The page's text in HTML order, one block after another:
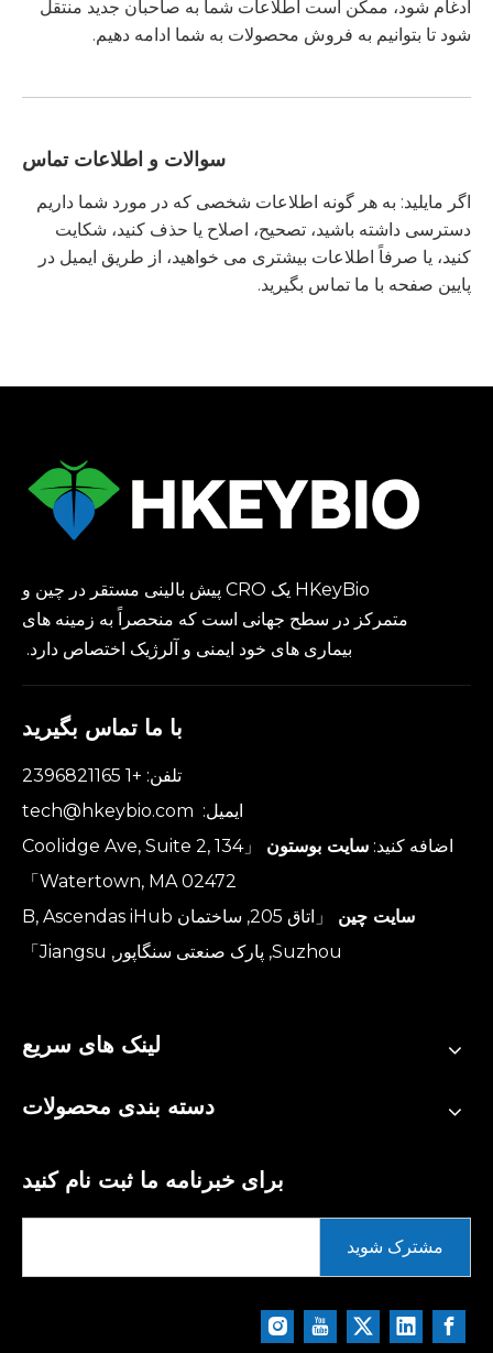
ادغام شود، ممکن است اطلاعات شما به صاحبان جدید منتقل
شود تا بتوانیم به فروش محصولات به شما ادامه دهیم.
سوالات و اطلاعات تماس
اگر مایلید: به هر گونه اطلاعات شخصی که در مورد شما داریم
دسترسی داشته باشید، تصحیح، اصلاح یا حذف کنید، شکایت
کنید، یا صرفاً اطلاعات بیشتری می خواهید، از طریق ایمیل در
پایین صفحه با ما تماس بگیرید.
HKeyBio یک CRO پیش بالینی مستقر در چین و
متمرکز در سطح جهانی است که منحصراً به زمینه های
بیماری های خود ایمنی و آلرژیک اختصاص دارد.
با ما تماس بگیرید
تلفن: +1 2396821165
ایمیل: tech@hkeybio.com
اضافه کنید: سایت بوستون
「134 Coolidge Ave, Suite 2,
Watertown, MA 02472」
سایت چین
「اتاق 205, ساختمان B, Ascendas iHub
Suzhou, پارک صنعتی سنگاپور, Jiangsu」
لینک های سریع
دسته بندی محصولات
برای خبرنامه ما ثبت نام کنید
مشترک شوید